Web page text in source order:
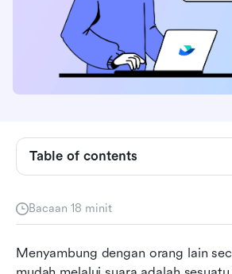
Bacaan 18 minit
Menyambung dengan orang lain
Table of contents
Persidangan audio vs.
itu?
panggilan berkualiti